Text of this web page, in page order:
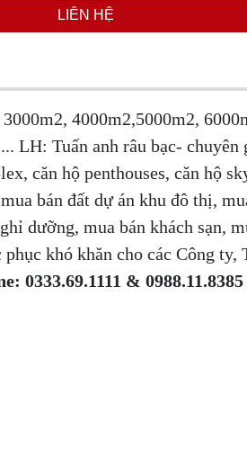
LIÊN HỆ
4000m2,5000m2,
LH: Tuấn anh râu bạc- chuyên
căn hộ penthouses, căn hộ
bán đất dự án khu đô thị,
dưỡng, mua bán khách sạn,
khó khăn cho các Công ty,
0333.69.1111 & 0988.11.8385